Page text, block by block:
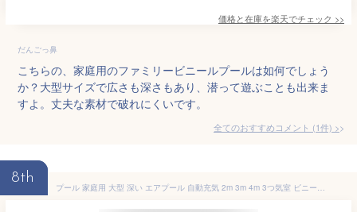
価格と在庫を楽天でチェック >>
だんごっ鼻
こちらの、家庭用のファミリービニールプールは如何でしょう
か？大型サイズで広さも深さもあり、潜って遊ぶことも出来ま
すよ。丈夫な素材で破れにくいです。
全てのおすすめコメント (1件) >
8th
プール 家庭用 大型 深い エアプール 自動充気 2m 3m 4m 3つ気室 ビニールプール ファミリープール 家庭用プール S＆L 水遊び 大容量 自